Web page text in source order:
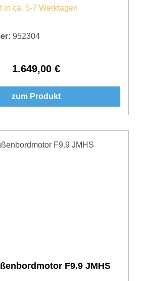
in ca. 5-7 Werktagen
952304
Regulärer Preis:
1.649,00 €
zum Produkt
F9.9 JMHS